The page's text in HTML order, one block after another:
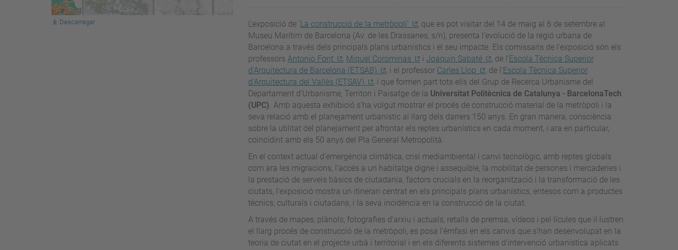
Descarregar L’exposició de ‘La construcció de la metròpoli’
, que es pot visitar del 14 de maig al 6 de setembre al
Museu Marítim de Barcelona (Av. de les Drassanes, s/n), presenta l’evolució de la regió urbana de
Barcelona a través dels principals plans urbanístics i el seu impacte. Els comissaris de l’exposició són els
professors Antonio Font , Miquel Corominas i Joaquin Sabaté , de l'Escola Tècnica Superior
d'Arquitectura de Barcelona (ETSAB)
, i el professor Carles Llop , de l’Escola Tècnica Superior
d'Arquitectura del Vallès (ETSAV)
, i que formen part tots ells del Grup de Recerca Urbanisme del
Departament d’Urbanisme, Territori i Paisatge de la Universitat Politècnica de Catalunya - BarcelonaTech
(UPC). Amb aquesta exhibició s’ha volgut mostrar el procés de construcció material de la metròpoli i la
seva relació amb el planejament urbanístic al llarg dels darrers 150 anys. En gran manera, consciència
sobre la utilitat del planejament per afrontar els reptes urbanístics en cada moment, i ara en particular,
coincidint amb els 50 anys del Pla General Metropolità.
En el context actual d'emergència climàtica, crisi mediambiental i canvi tecnològic, amb reptes globals
com ara les migracions, l'accés a un habitatge digne i assequible, la mobilitat de persones i mercaderies i
la prestació de serveis bàsics de ciutadania, factors crucials en la reorganització i la transformació de les
ciutats, l'exposició mostra un itinerari centrat en els principals plans urbanístics, entesos com a productes
tècnics, culturals i ciutadans, i la seva incidència en la construcció de la ciutat.
A través de mapes, plànols, fotografies d'arxiu i actuals, retalls de premsa, vídeos i pel·lícules que il·lustren
el llarg procés de construcció de la metròpoli, es posa l’èmfasi en els canvis que s’han desenvolupat en la
teoria de ciutat en el projecte urbà i territorial i en els diferents sistemes d'intervenció urbanística aplicats